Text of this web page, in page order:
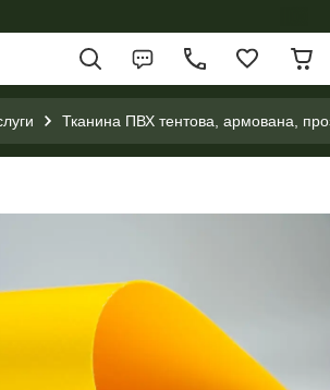
Тканина ПВХ тентова, армована,